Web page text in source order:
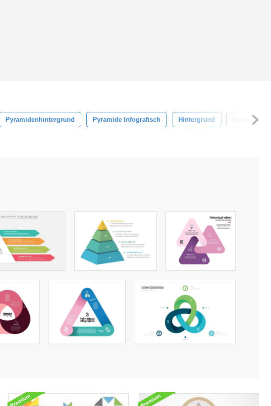
Pyramidenhintergrund Pyramide Infografisch Hintergrund Isoliert